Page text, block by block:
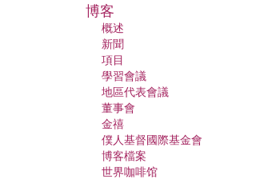
博客
概述
新聞
項目
學習會議
地區代表會議
董事會
金禧
僕人基督國際基金會
博客檔案
世界咖啡馆